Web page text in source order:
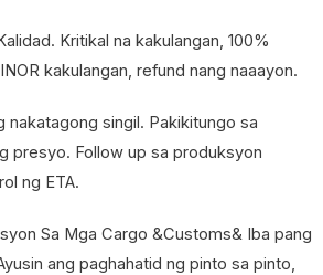
Kritikal na kakulangan, 100%
kakulangan, refund nang naaayon.
nakatagong singil. Pakikitungo sa
presyo. Follow up sa produksyon
ng ETA.
Sa Mga Cargo &Customs& Iba pang
ang paghahatid ng pinto sa pinto,